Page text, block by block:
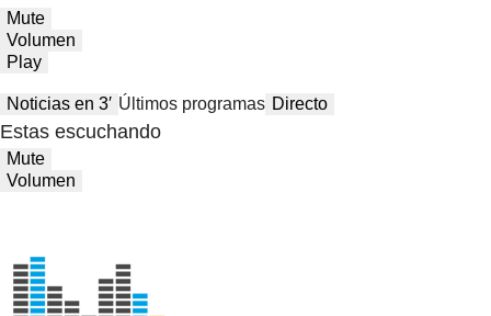
Mute
Volumen
Play
Noticias en 3′ Últimos programas Directo
Estas escuchando
Mute
Volumen